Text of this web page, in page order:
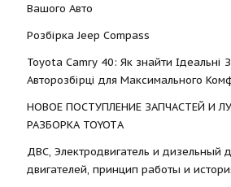
Вашого Авто
Розбірка Jeep Compass
Toyota Camry 40: Як знайти Ідеальні
Авторозбірці для Максимального
НОВОЕ ПОСТУПЛЕНИЕ ЗАПЧАСТЕЙ И
РАЗБОРКА TOYOTА
ДВС, Электродвигатель и дизельный
двигателей, принцип работы и